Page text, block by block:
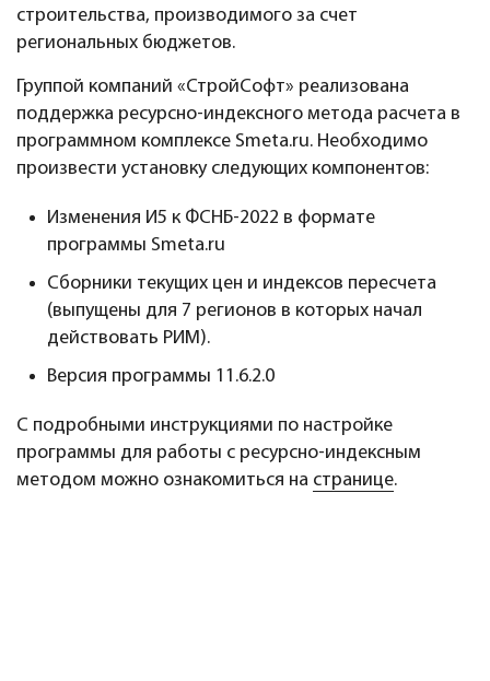
строительства, производимого за счет
региональных бюджетов.
Группой компаний «СтройСофт» реализована
поддержка ресурсно-индексного метода расчета в
программном комплексе Smeta.ru. Необходимо
произвести установку следующих компонентов:
Изменения И5 к ФСНБ-2022 в формате
программы Smeta.ru
Сборники текущих цен и индексов пересчета
(выпущены для 7 регионов в которых начал
действовать РИМ).
Версия программы 11.6.2.0
С подробными инструкциями по настройке
программы для работы с ресурсно-индексным
методом можно ознакомиться на странице.